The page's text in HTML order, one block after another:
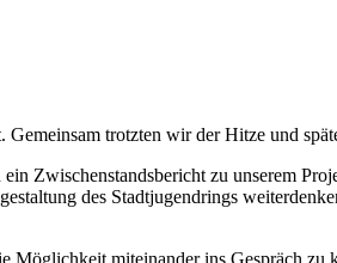
Gemeinsam trotzten wir der Hitze und
Zwischenstandsbericht zu unserem
des Stadtjugendrings
Möglichkeit miteinander ins Gespräch zu